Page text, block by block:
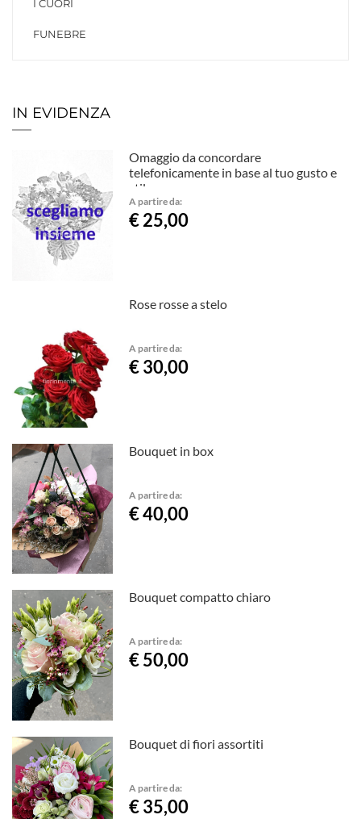
I CUORI
FUNEBRE
IN EVIDENZA
Omaggio da concordare
telefonicamente in base al tuo gusto e
stile.
A partire da:
€ 25,00
Rose rosse a stelo
A partire da:
€ 30,00
Bouquet in box
A partire da:
€ 40,00
Bouquet compatto chiaro
A partire da:
€ 50,00
Bouquet di fiori assortiti
A partire da:
€ 35,00